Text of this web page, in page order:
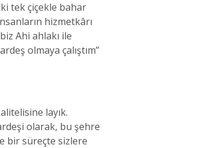
tek çiçekle bahar
hizmetkârı
Ahi ahlakı ile
olmaya çalıştım”
layık.
olarak, bu şehre
bir süreçte sizlere